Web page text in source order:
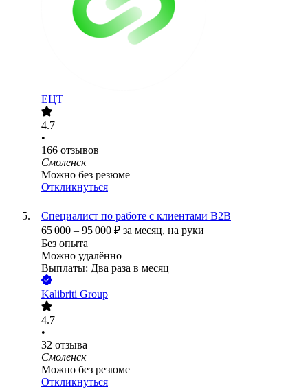
ЕЦТ
4.7
•
166 отзывов
Смоленск
Можно без резюме
Откликнуться
Специалист по работе с клиентами B2B
65 000 – 95 000 ₽ за месяц, на руки
Без опыта
Можно удалённо
Выплаты: Два раза в месяц
Kalibriti Group
4.7
•
32 отзыва
Смоленск
Можно без резюме
Откликнуться